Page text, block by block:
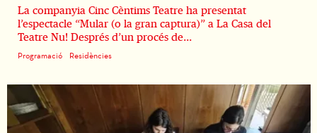
La companyia Cinc Cèntims Teatre ha presentat
l’espectacle “Mular (o la gran captura)” a La Casa del
Teatre Nu! Després d’un procés de...
Programació Residències